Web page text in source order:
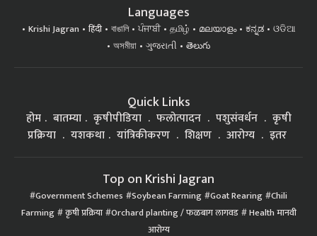
Languages
Krishi Jagran हिंदी বাঙালি ਪੰਜਾਬੀ தமிழ் മലയാളം ಕನ್ನಡ
ଓଡିଆ
অসমীয়া
ગુજરાતી తెలుగు
Quick Links
होम बातम्या कृषीपीडिया फलोत्पादन पशुसंवर्धन
कृषी
प्रक्रिया
यशकथा यांत्रिकीकरण शिक्षण आरोग्य इतर
Top on Krishi Jagran
Government Schemes Soybean Farming Goat Rearing Chili
Farming कृषी प्रक्रिया Orchard planting / फळबाग लागवड Health मानवी
आरोग्य